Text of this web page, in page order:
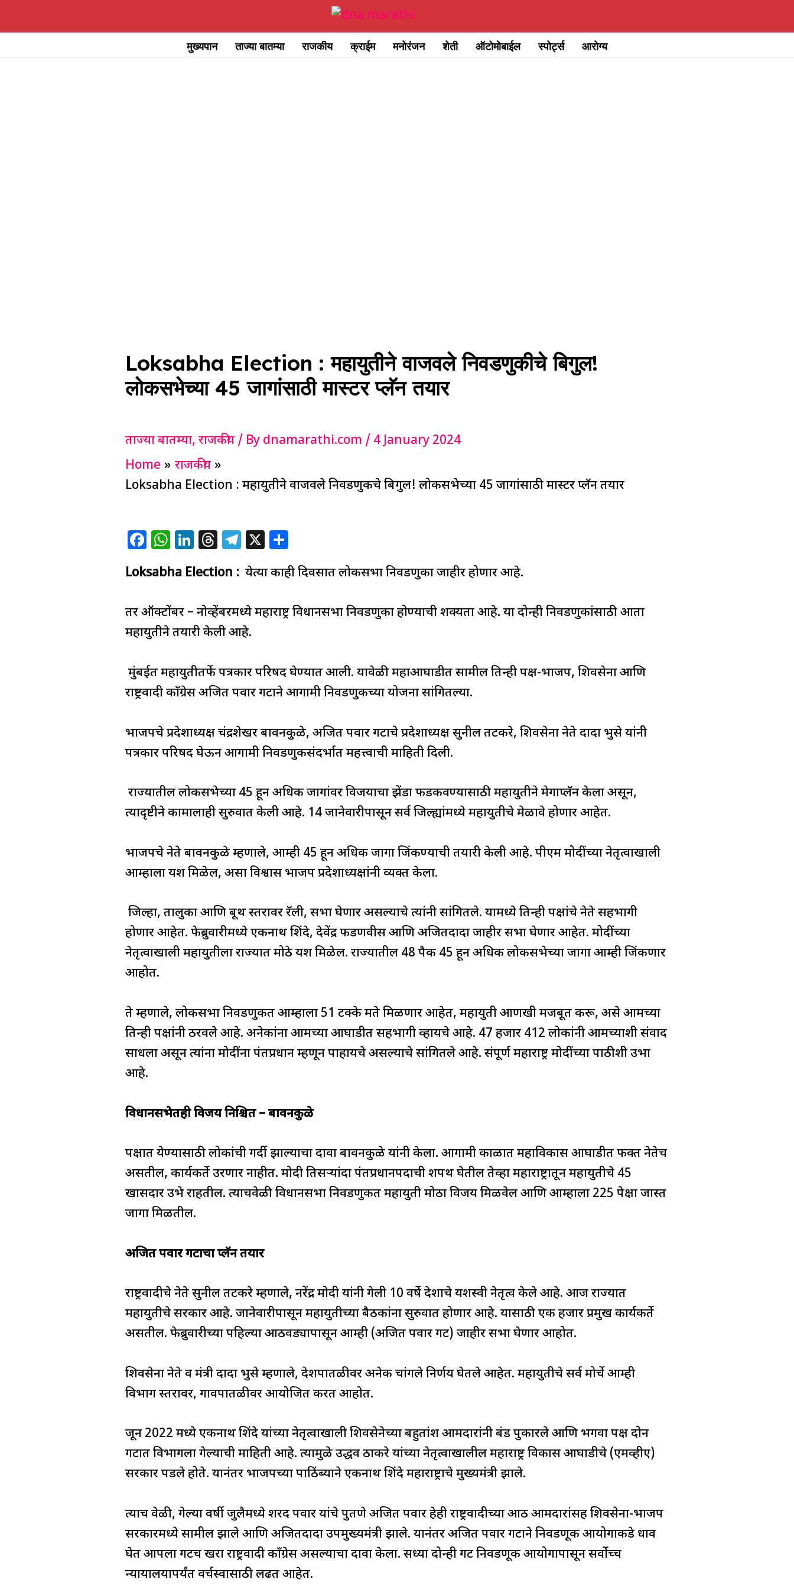
to
मुख्यपान ताज्या बातम्या राजकीय क्राईम मनोरंजन शेती ऑटोमोबाईल स्पोर्ट्स आरोग्य
Loksabha Election : महायुतीने वाजवले निवडणुकीचे बिगुल!
लोकसभेच्या 45 जागांसाठी मास्टर प्लॅन तयार
ताज्या बातम्या,राजकीय / By dnamarathi.com / 4 January 2024
Home
राजकीय
Loksabha Election : महायुतीने वाजवले निवडणुकीचे बिगुल! लोकसभेच्या 45 जागांसाठी मास्टर प्लॅन तयार
F
c
b
o
k
W
at
A
p
Li
k
dI
n
T
re
d
s
T
el
e
ra
m
X
h
ar
Loksabha Election : येत्या काही दिवसात लोकसभा निवडणुका जाहीर होणार आहे.
तर ऑक्टोंबर – नोव्हेंबरमध्ये महाराष्ट्र विधानसभा निवडणुका होण्याची शक्यता आहे. या दोन्ही निवडणुकांसाठी आता
महायुतीने तयारी केली आहे.
मुंबईत महायुतीतर्फे पत्रकार परिषद घेण्यात आली. यावेळी महाआघाडीत सामील तिन्ही पक्ष-भाजप, शिवसेना आणि
राष्ट्रवादी काँग्रेस अजित पवार गटाने आगामी निवडणुकीच्या योजना सांगितल्या.
भाजपचे प्रदेशाध्यक्ष चंद्रशेखर बावनकुळे, अजित पवार गटाचे प्रदेशाध्यक्ष सुनील तटकरे, शिवसेना नेते दादा भुसे यांनी
पत्रकार परिषद घेऊन आगामी निवडणुकीसंदर्भात महत्त्वाची माहिती दिली.
राज्यातील लोकसभेच्या 45 हून अधिक जागांवर विजयाचा झेंडा फडकवण्यासाठी महायुतीने मेगाप्लॅन केला असून,
त्यादृष्टीने कामालाही सुरुवात केली आहे. 14 जानेवारीपासून सर्व जिल्ह्यांमध्ये महायुतीचे मेळावे होणार आहेत.
भाजपचे नेते बावनकुळे म्हणाले, आम्ही 45 हून अधिक जागा जिंकण्याची तयारी केली आहे. पीएम मोदींच्या नेतृत्वाखाली
आम्हाला यश मिळेल, असा विश्वास भाजप प्रदेशाध्यक्षांनी व्यक्त केला.
जिल्हा, तालुका आणि बूथ स्तरावर रॅली, सभा घेणार असल्याचे त्यांनी सांगितले. यामध्ये तिन्ही पक्षांचे नेते सहभागी
होणार आहेत. फेब्रुवारीमध्ये एकनाथ शिंदे, देवेंद्र फडणवीस आणि अजितदादा जाहीर सभा घेणार आहेत. मोदींच्या
नेतृत्वाखाली महायुतीला राज्यात मोठे यश मिळेल. राज्यातील 48 पैकी 45 हून अधिक लोकसभेच्या जागा आम्ही जिंकणार
आहोत.
ते म्हणाले, लोकसभा निवडणुकीत आम्हाला 51 टक्के मते मिळणार आहेत, महायुती आणखी मजबूत करू, असे आमच्या
तिन्ही पक्षांनी ठरवले आहे. अनेकांना आमच्या आघाडीत सहभागी व्हायचे आहे. 47 हजार 412 लोकांनी आमच्याशी संवाद
साधला असून त्यांना मोदींना पंतप्रधान म्हणून पाहायचे असल्याचे सांगितले आहे. संपूर्ण महाराष्ट्र मोदींच्या पाठीशी उभा
आहे.
विधानसभेतही विजय निश्चित – बावनकुळे
पक्षात येण्यासाठी लोकांची गर्दी झाल्याचा दावा बावनकुळे यांनी केला. आगामी काळात महाविकास आघाडीत फक्त नेतेच
असतील, कार्यकर्ते उरणार नाहीत. मोदी तिसऱ्यांदा पंतप्रधानपदाची शपथ घेतील तेव्हा महाराष्ट्रातून महायुतीचे 45
खासदार उभे राहतील. त्याचवेळी विधानसभा निवडणुकीत महायुती मोठा विजय मिळवेल आणि आम्हाला 225 पेक्षा जास्त
जागा मिळतील.
अजित पवार गटाचा प्लॅन तयार
राष्ट्रवादीचे नेते सुनील तटकरे म्हणाले, नरेंद्र मोदी यांनी गेली 10 वर्षे देशाचे यशस्वी नेतृत्व केले आहे. आज राज्यात
महायुतीचे सरकार आहे. जानेवारीपासून महायुतीच्या बैठकांना सुरुवात होणार आहे. यासाठी एक हजार प्रमुख कार्यकर्ते
असतील. फेब्रुवारीच्या पहिल्या आठवड्यापासून आम्ही (अजित पवार गट) जाहीर सभा घेणार आहोत.
शिवसेना नेते व मंत्री दादा भुसे म्हणाले, देशपातळीवर अनेक चांगले निर्णय घेतले आहेत. महायुतीचे सर्व मोर्चे आम्ही
विभाग स्तरावर, गावपातळीवर आयोजित करत आहोत.
जून 2022 मध्ये एकनाथ शिंदे यांच्या नेतृत्वाखाली शिवसेनेच्या बहुतांश आमदारांनी बंड पुकारले आणि भगवा पक्ष दोन
गटात विभागला गेल्याची माहिती आहे. त्यामुळे उद्धव ठाकरे यांच्या नेतृत्वाखालील महाराष्ट्र विकास आघाडीचे (एमव्हीए)
सरकार पडले होते. यानंतर भाजपच्या पाठिंब्याने एकनाथ शिंदे महाराष्ट्राचे मुख्यमंत्री झाले.
त्याच वेळी, गेल्या वर्षी जुलैमध्ये शरद पवार यांचे पुतणे अजित पवार हेही राष्ट्रवादीच्या आठ आमदारांसह शिवसेना-भाजप
सरकारमध्ये सामील झाले आणि अजितदादा उपमुख्यमंत्री झाले. यानंतर अजित पवार गटाने निवडणूक आयोगाकडे धाव
घेत आपला गटच खरा राष्ट्रवादी काँग्रेस असल्याचा दावा केला. सध्या दोन्ही गट निवडणूक आयोगापासून सर्वोच्च
न्यायालयापर्यंत वर्चस्वासाठी लढत आहेत.